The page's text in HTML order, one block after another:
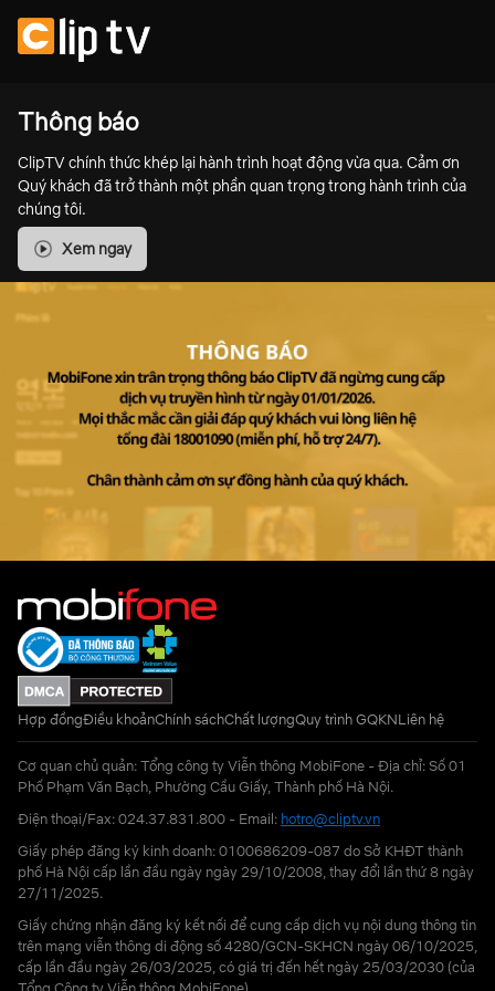
Thông báo
ClipTV chính thức khép lại hành trình hoạt động vừa qua. Cảm ơn
Quý khách đã trở thành một phần quan trọng trong hành trình của
chúng tôi.
Xem ngay
Hợp đồngĐiều khoảnChính sáchChất lượngQuy trình GQKNLiên hệ
Cơ quan chủ quản: Tổng công ty Viễn thông MobiFone - Địa chỉ: Số 01
Phố Phạm Văn Bạch, Phường Cầu Giấy, Thành phố Hà Nội.
Điện thoại/Fax: 024.37.831.800 - Email: hotro@cliptv.vn
Giấy phép đăng ký kinh doanh: 0100686209-087 do Sở KHĐT thành
phố Hà Nội cấp lần đầu ngày ngày 29/10/2008, thay đổi lần thứ 8 ngày
27/11/2025.
Giấy chứng nhận đăng ký kết nối để cung cấp dịch vụ nội dung thông tin
trên mạng viễn thông di động số 4280/GCN-SKHCN ngày 06/10/2025,
cấp lần đầu ngày 26/03/2025, có giá trị đến hết ngày 25/03/2030 (của